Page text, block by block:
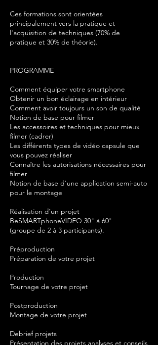
Ces formations sont orientées
principalement vers la pratique et
l'acquisition de techniques (70% de
pratique et 30% de théorie).
PROGRAMME
Comment équiper votre smartphone
Obtenir un bon éclairage en intérieur
Comment avoir toujours un son de qualité
Notion de base pour filmer
Les accessoires et techniques pour mieux
filmer (cadrer)
Les différents types de vidéo capsule que
vous pouvez réaliser
Connaître les autorisations nécessaires pour
filmer
Notion de base d'une application semi-auto
pour le montage
Réalisation d'un projet
BeSMARTphoneVIDEO 30" à 60"
(groupe de 2 à 3 participants).
Préproduction
Préparation de votre projet
Production
Tournage de votre projet
Postproduction
Montage de votre projet
Debrief projets
Présentation des projets analyses et conseils